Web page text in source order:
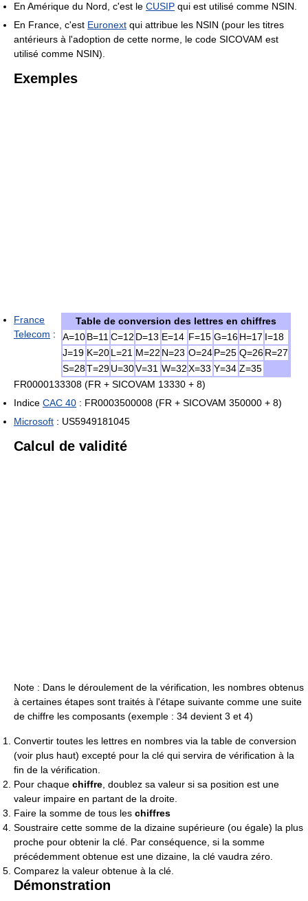
En Amérique du Nord, c'est le CUSIP qui est utilisé comme NSIN.
En France, c'est Euronext qui attribue les NSIN (pour les titres
antérieurs à l'adoption de cette norme, le code SICOVAM est
utilisé comme NSIN).
Exemples
Table de conversion des lettres en chiffres
A=10B=11 C=12 D=13 E=14 F=15 G=16H=17 I=18
J=19 K=20L=21 M=22 N=23 O=24P=25 Q=26R=27
S=28T=29U=30V=31 W=32X=33 Y=34 Z=35
France
Telecom :
FR0000133308 (FR + SICOVAM 13330 + 8)
Indice CAC 40 : FR0003500008 (FR + SICOVAM 350000 + 8)
Microsoft : US5949181045
Calcul de validité
Note : Dans le déroulement de la vérification, les nombres obtenus
à certaines étapes sont traités à l'étape suivante comme une suite
de chiffre les composants (exemple : 34 devient 3 et 4)
Convertir toutes les lettres en nombres via la table de conversion
(voir plus haut) excepté pour la clé qui servira de vérification à la
fin de la vérification.
Pour chaque chiffre , doublez sa valeur si sa position est une
valeur impaire en partant de la droite.
Faire la somme de tous les chiffres
Soustraire cette somme de la dizaine supérieure (ou égale) la plus
proche pour obtenir la clé. Par conséquence, si la somme
précédemment obtenue est une dizaine, la clé vaudra zéro.
Comparez la valeur obtenue à la clé.
Démonstration